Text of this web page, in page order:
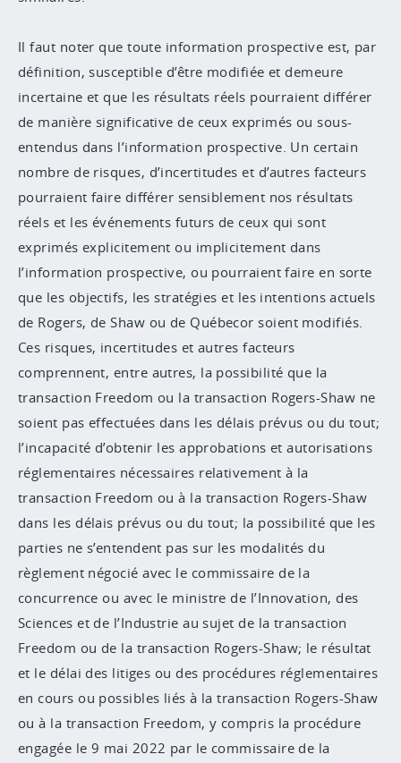
Il faut noter que toute information prospective est, par
définition, susceptible d’être modifiée et demeure
incertaine et que les résultats réels pourraient différer
de manière significative de ceux exprimés ou sous-
entendus dans l’information prospective. Un certain
nombre de risques, d’incertitudes et d’autres facteurs
pourraient faire différer sensiblement nos résultats
réels et les événements futurs de ceux qui sont
exprimés explicitement ou implicitement dans
l’information prospective, ou pourraient faire en sorte
que les objectifs, les stratégies et les intentions actuels
de Rogers, de Shaw ou de Québecor soient modifiés.
Ces risques, incertitudes et autres facteurs
comprennent, entre autres, la possibilité que la
transaction Freedom ou la transaction Rogers-Shaw ne
soient pas effectuées dans les délais prévus ou du tout;
l’incapacité d’obtenir les approbations et autorisations
réglementaires nécessaires relativement à la
transaction Freedom ou à la transaction Rogers-Shaw
dans les délais prévus ou du tout; la possibilité que les
parties ne s’entendent pas sur les modalités du
règlement négocié avec le commissaire de la
concurrence ou avec le ministre de l’Innovation, des
Sciences et de l’Industrie au sujet de la transaction
Freedom ou de la transaction Rogers-Shaw; le résultat
et le délai des litiges ou des procédures réglementaires
en cours ou possibles liés à la transaction Rogers-Shaw
ou à la transaction Freedom, y compris la procédure
engagée le 9 mai 2022 par le commissaire de la